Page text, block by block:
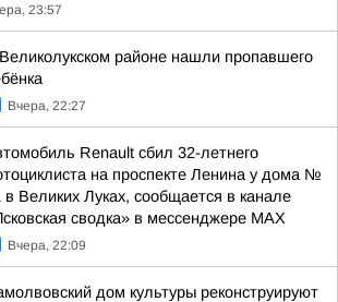
23:57
районе нашли пропавшего
Вчера, 22:27
Renault сбил 32-летнего
на проспекте Ленина у дома №
в Великих Луках, сообщается в канале
сводка» в мессенджере MAX
Вчера, 22:09
дом культуры реконструируют